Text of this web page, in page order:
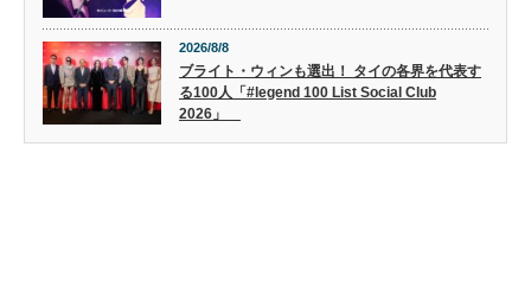
2026/8/8
ブライト・ウィンも選出！ タイの各界を代表す
る100人「#legend 100 List Social Club
2026」